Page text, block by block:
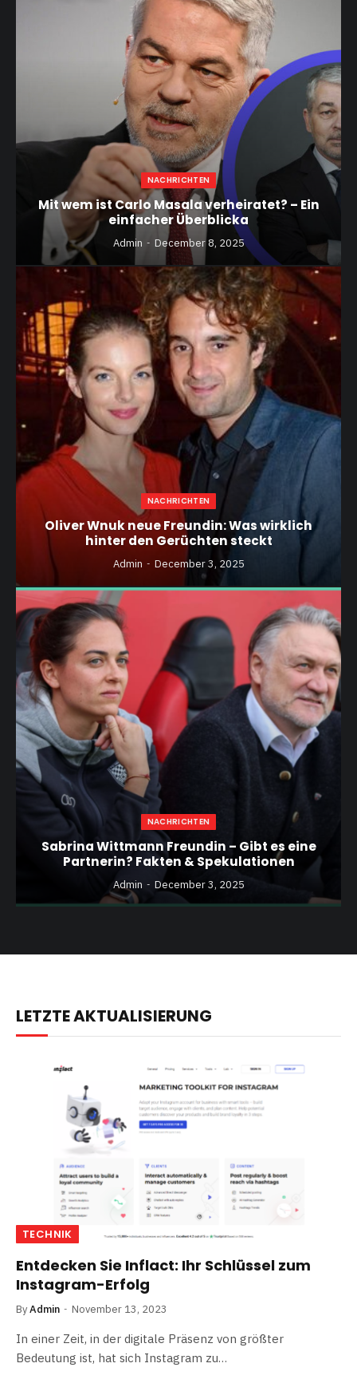
NACHRICHTEN
Mit wem ist Carlo Masala verheiratet? – Ein
einfacher Überblicka
Admin December 8, 2025
NACHRICHTEN
Oliver Wnuk neue Freundin: Was wirklich
hinter den Gerüchten steckt
Admin December 3, 2025
NACHRICHTEN
Sabrina Wittmann Freundin – Gibt es eine
Partnerin? Fakten & Spekulationen
Admin December 3, 2025
LETZTE AKTUALISIERUNG
TECHNIK
Entdecken Sie Inflact: Ihr Schlüssel zum
Instagram-Erfolg
ByAdmin November 13, 2023
In einer Zeit, in der digitale Präsenz von größter
Bedeutung ist, hat sich Instagram zu…